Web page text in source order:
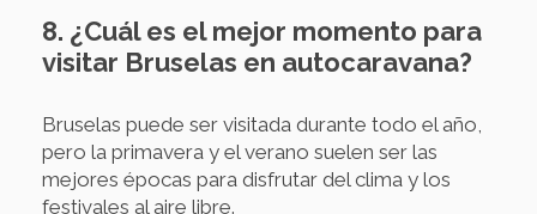
8. ¿Cuál es el mejor momento para
visitar Bruselas en autocaravana?
Bruselas puede ser visitada durante todo el año,
pero la primavera y el verano suelen ser las
mejores épocas para disfrutar del clima y los
festivales al aire libre.